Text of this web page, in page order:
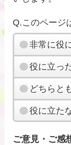
Q.このページ
非常に役
役に立っ
どちらと
役に立た
ご意見・ご感